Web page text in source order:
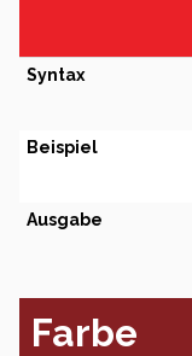
Syntax
Beispiel
Ausgabe
Farbe